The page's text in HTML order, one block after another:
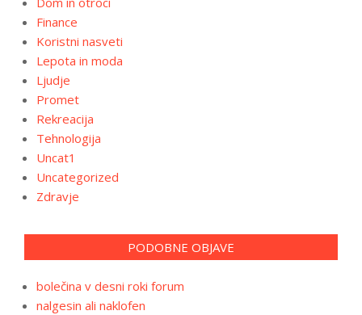
Finance
Koristni nasveti
Lepota in moda
Ljudje
Promet
Rekreacija
Tehnologija
Uncat1
Uncategorized
Zdravje
PODOBNE OBJAVE
bolečina v desni roki forum
nalgesin ali naklofen